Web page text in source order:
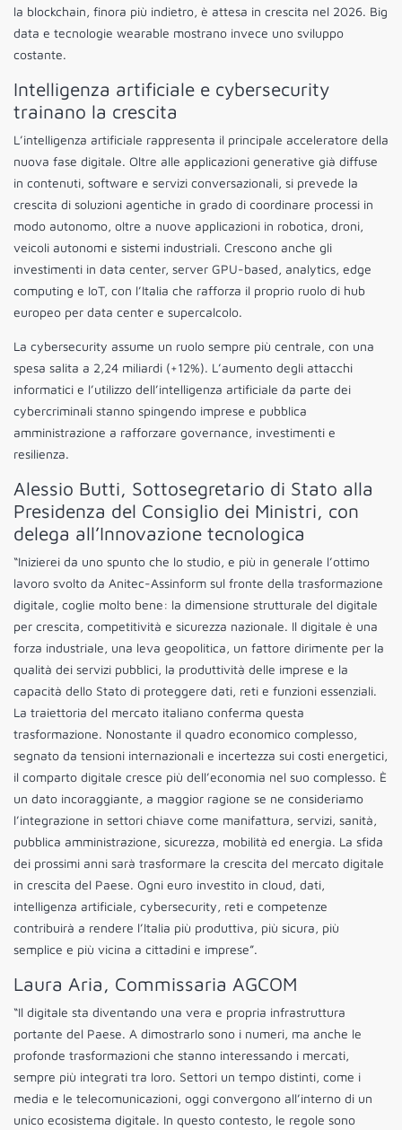
la blockchain, finora più indietro, è attesa in crescita nel 2026. Big
data e tecnologie wearable mostrano invece uno sviluppo
costante.
Intelligenza artificiale e cybersecurity
trainano la crescita
L’intelligenza artificiale rappresenta il principale acceleratore della
nuova fase digitale. Oltre alle applicazioni generative già diffuse
in contenuti, software e servizi conversazionali, si prevede la
crescita di soluzioni agentiche in grado di coordinare processi in
modo autonomo, oltre a nuove applicazioni in robotica, droni,
veicoli autonomi e sistemi industriali. Crescono anche gli
investimenti in data center, server GPU-based, analytics, edge
computing e IoT, con l’Italia che rafforza il proprio ruolo di hub
europeo per data center e supercalcolo.
La cybersecurity assume un ruolo sempre più centrale, con una
spesa salita a 2,24 miliardi (+12%). L’aumento degli attacchi
informatici e l’utilizzo dell’intelligenza artificiale da parte dei
cybercriminali stanno spingendo imprese e pubblica
amministrazione a rafforzare governance, investimenti e
resilienza.
Alessio Butti, Sottosegretario di Stato alla
Presidenza del Consiglio dei Ministri, con
delega all’Innovazione tecnologica
“Inizierei da uno spunto che lo studio, e più in generale l’ottimo
lavoro svolto da Anitec-Assinform sul fronte della trasformazione
digitale, coglie molto bene: la dimensione strutturale del digitale
per crescita, competitività e sicurezza nazionale. Il digitale è una
forza industriale, una leva geopolitica, un fattore dirimente per la
qualità dei servizi pubblici, la produttività delle imprese e la
capacità dello Stato di proteggere dati, reti e funzioni essenziali.
La traiettoria del mercato italiano conferma questa
trasformazione. Nonostante il quadro economico complesso,
segnato da tensioni internazionali e incertezza sui costi energetici,
il comparto digitale cresce più dell’economia nel suo complesso. È
un dato incoraggiante, a maggior ragione se ne consideriamo
l’integrazione in settori chiave come manifattura, servizi, sanità,
pubblica amministrazione, sicurezza, mobilità ed energia. La sfida
dei prossimi anni sarà trasformare la crescita del mercato digitale
in crescita del Paese. Ogni euro investito in cloud, dati,
intelligenza artificiale, cybersecurity, reti e competenze
contribuirà a rendere l’Italia più produttiva, più sicura, più
semplice e più vicina a cittadini e imprese”.
Laura Aria, Commissaria AGCOM
“Il digitale sta diventando una vera e propria infrastruttura
portante del Paese. A dimostrarlo sono i numeri, ma anche le
profonde trasformazioni che stanno interessando i mercati,
sempre più integrati tra loro. Settori un tempo distinti, come i
media e le telecomunicazioni, oggi convergono all’interno di un
unico ecosistema digitale. In questo contesto, le regole sono